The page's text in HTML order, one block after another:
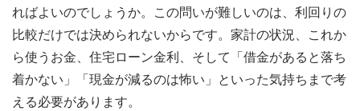
ればよいのでしょうか。この問いが難しいのは、利回りの
比較だけでは決められないからです。家計の状況、これか
ら使うお金、住宅ローン金利、そして「借金があると落ち
着かない」「現金が減るのは怖い」といった気持ちまで考
える必要があります。